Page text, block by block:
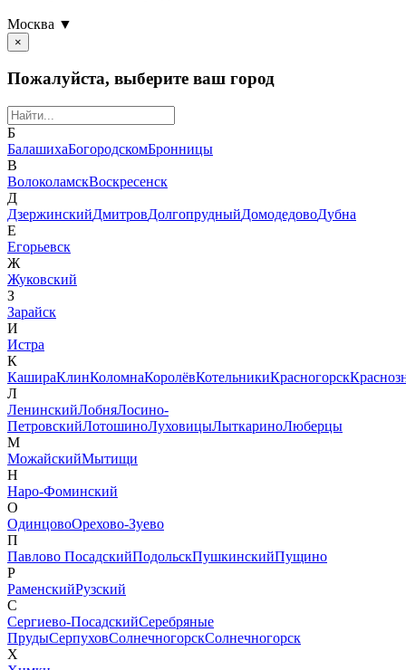
Москва ▼
×
Пожалуйста, выберите ваш город
Б
БалашихаБогородскомБронницы
В
ВолоколамскВоскресенск
Д
ДзержинскийДмитровДолгопрудныйДомодедовоДубна
Е
Егорьевск
Ж
Жуковский
З
Зарайск
И
Истра
К
КашираКлинКоломнаКоролёвКотельникиКрасногорск
Л
ЛенинскийЛобняЛосино-
ПетровскийЛотошиноЛуховицыЛыткариноЛюберцы
М
МожайскийМытищи
Н
Наро-Фоминский
О
ОдинцовоОрехово-Зуево
П
Павлово ПосадскийПодольскПушкинскийПущино
Р
РаменскийРузский
С
Сергиево-ПосадскийСеребряные
ПрудыСерпуховСолнечногорскСолнечногорск
Х